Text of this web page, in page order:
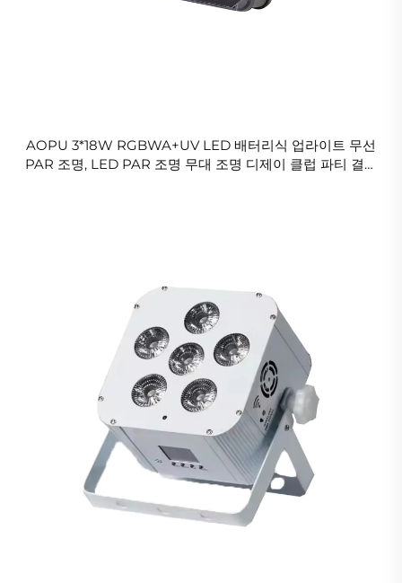
AOPU 3*18W RGBWA+UV LED 배터리식 업라이트 무선
PAR 조명, LED PAR 조명 무대 조명 디제이 클럽 파티 결혼